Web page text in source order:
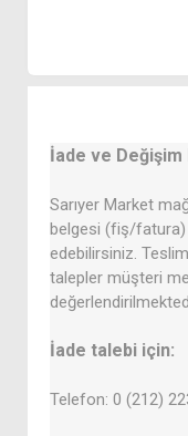
İade ve Değişim
Sarıyer Market
belgesi (fiş/fatura)
edebilirsiniz.
talepler müşteri
İade talebi için:
Telefon: 0 (212)